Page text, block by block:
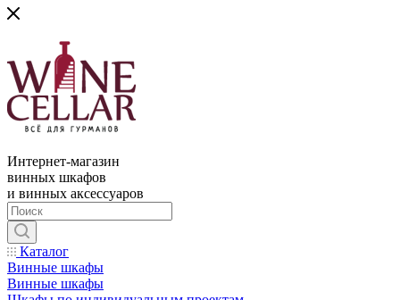
Интернет-магазин
винных шкафов
и винных аксессуаров
Каталог
Винные шкафы
Винные шкафы